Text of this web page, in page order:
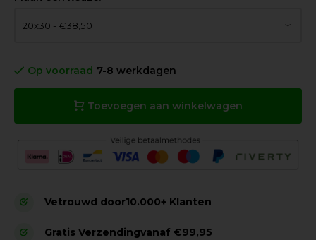
Op voorraad 7-8 werkdagen
Toevoegen aan winkelwagen
Vetrouwd door10.000+ Klanten
Gratis Verzendingvanaf €99,95